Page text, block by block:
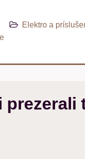
Elektro a
prezerali